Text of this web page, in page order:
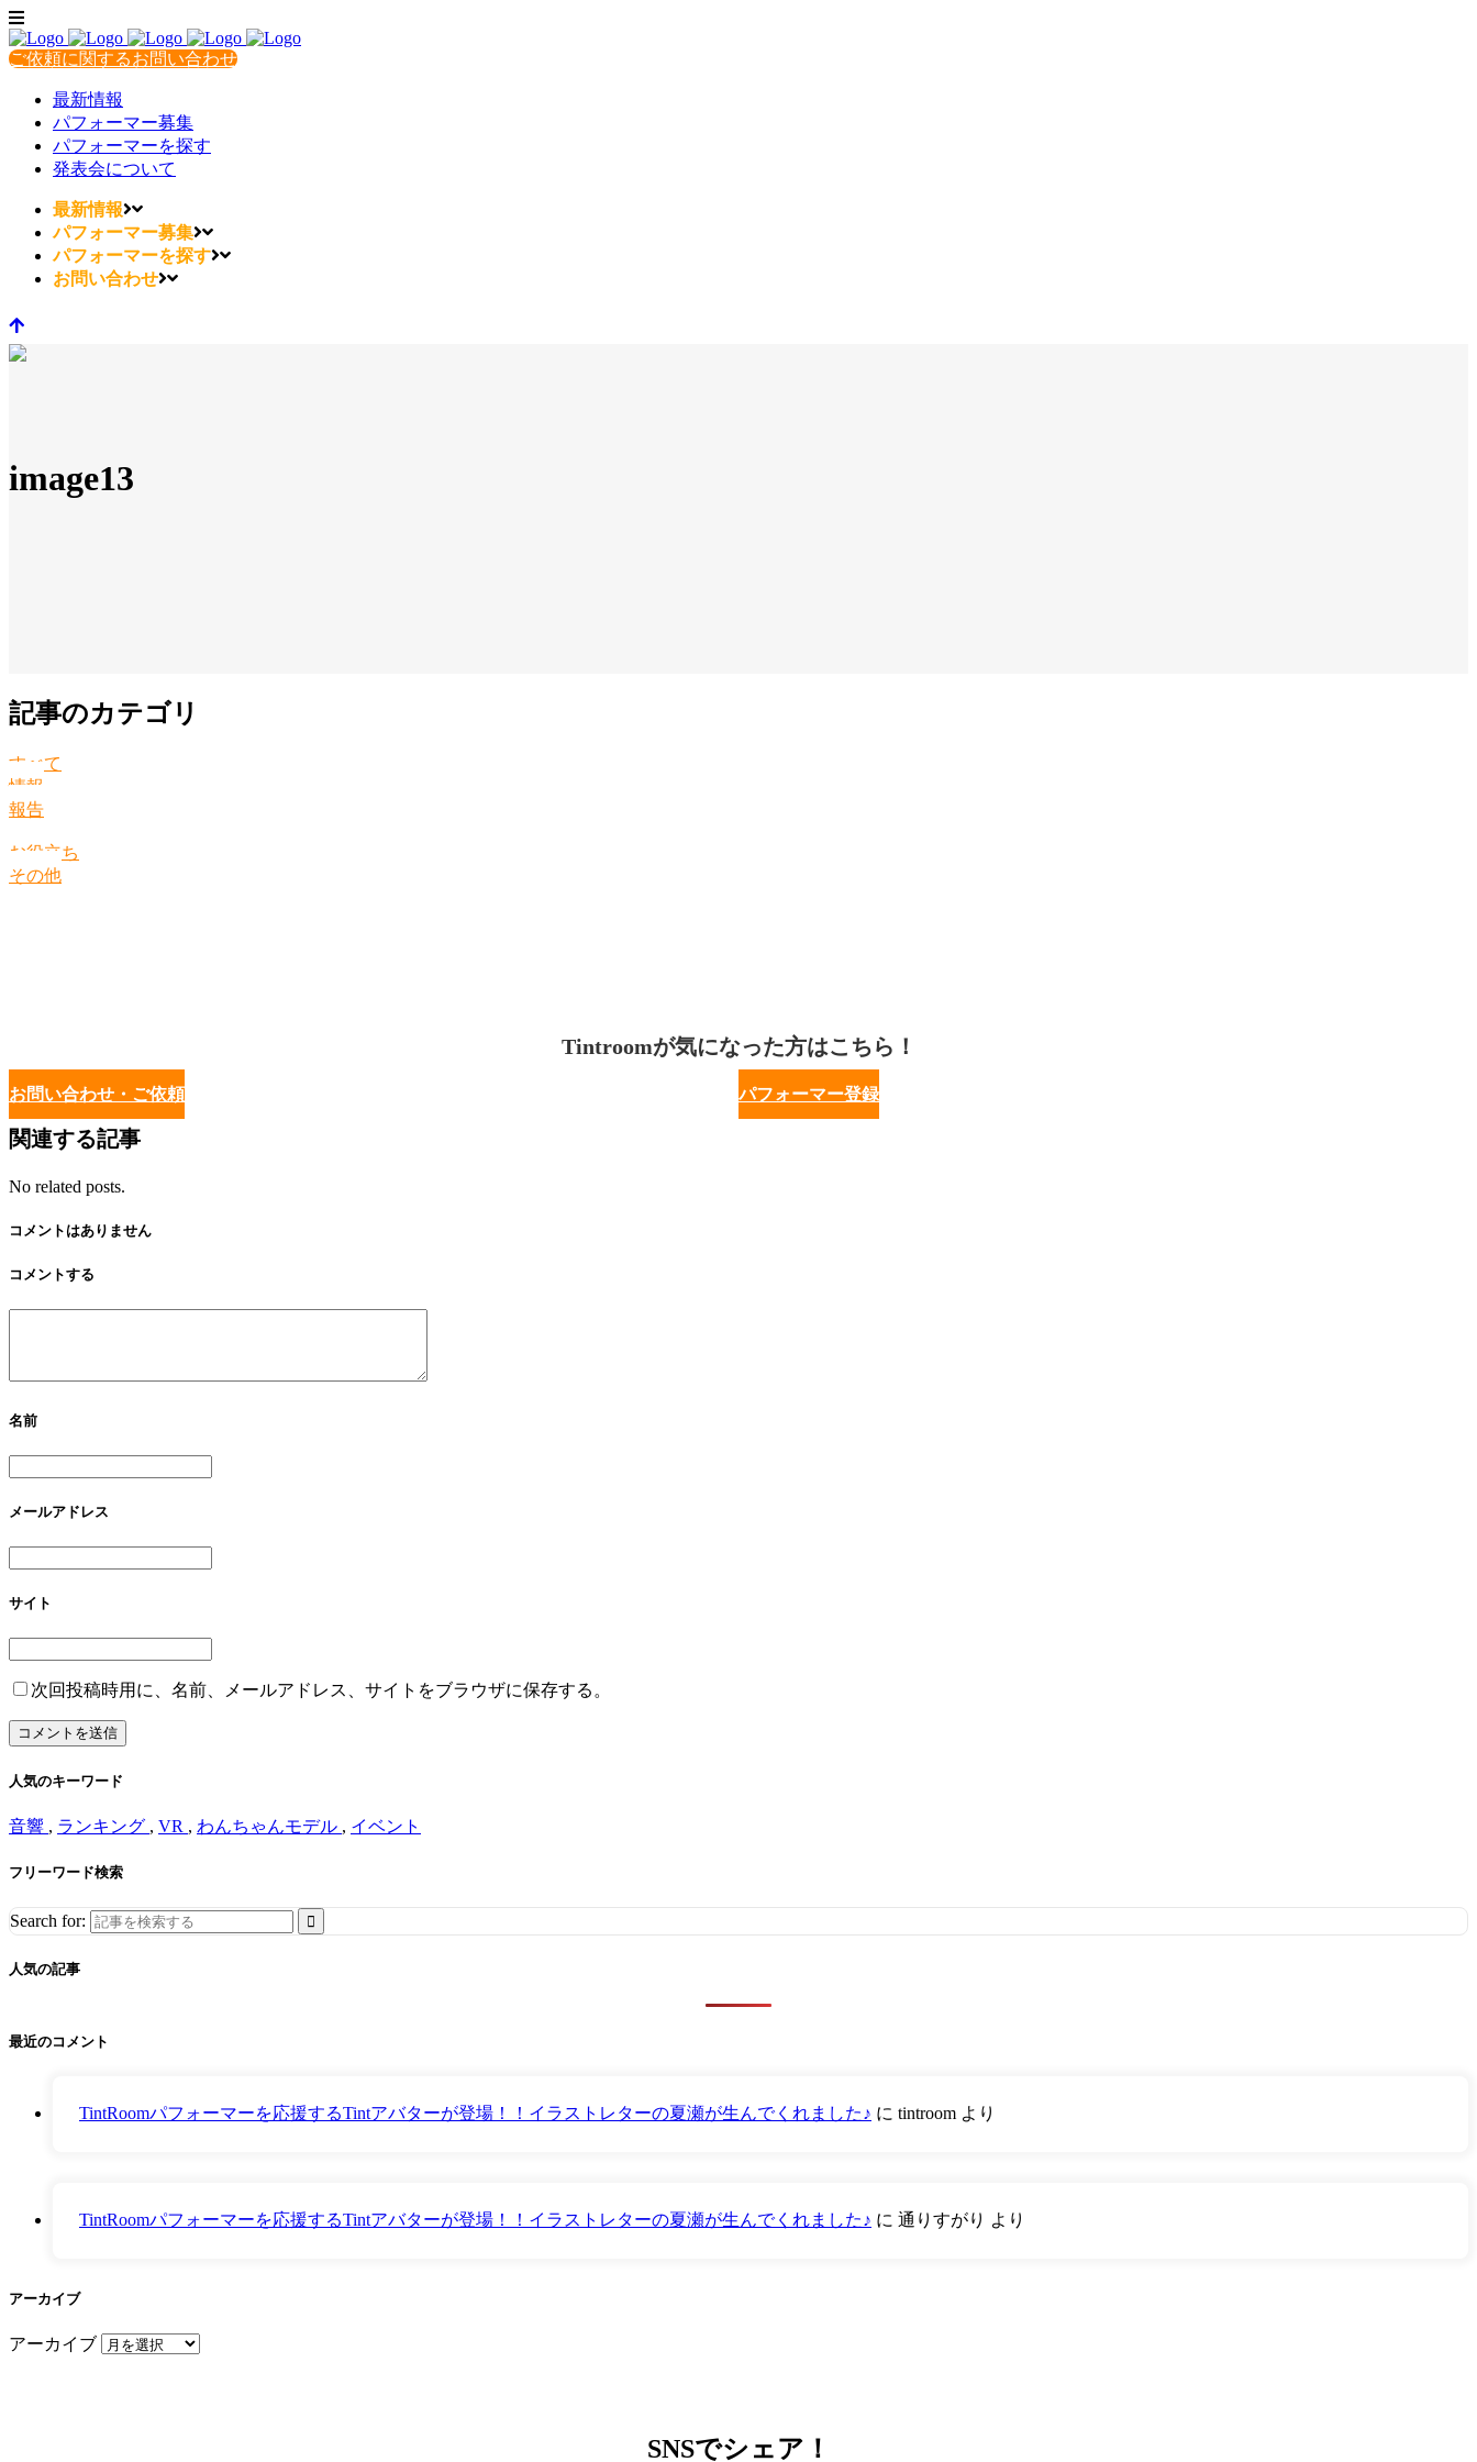
ご依頼に関するお問い合わせ
最新情報
パフォーマー募集
パフォーマーを探す
発表会について
最新情報
パフォーマー募集
パフォーマーを探す
お問い合わせ
image13
記事のカテゴリ
すべて
情報
報告
お役立ち
その他
Tintroomが気になった方はこちら！
お問い合わせ・ご依頼 パフォーマー登録
関連する記事
No related posts.
コメントはありません
コメントする
名前
メールアドレス
サイト
次回投稿時用に、名前、メールアドレス、サイトをブラウザに保存する。
人気のキーワード
音響 , ランキング , VR , わんちゃんモデル , イベント
フリーワード検索
Search for:
人気の記事
最近のコメント
TintRoomパフォーマーを応援するTintアバターが登場！！イラストレターの夏瀬が生んでくれました♪ に tintroom より
TintRoomパフォーマーを応援するTintアバターが登場！！イラストレターの夏瀬が生んでくれました♪ に 通りすがり より
アーカイブ
アーカイブ
SNSでシェア！